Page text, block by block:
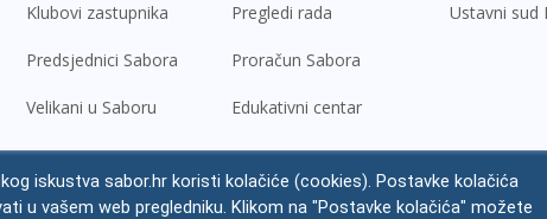
Klubovi zastupnika
Predsjednici Sabora
Velikani u Saboru
Pregledi rada
Proračun Sabora
Edukativni centar
Ustavni sud
Pravne napomene Izjava o pristupačnosti Zaštita osobnih
iskustva sabor.hr koristi kolačiće (cookies). Postavke kolačića
u vašem web pregledniku. Klikom na "Postavke kolačića" možete